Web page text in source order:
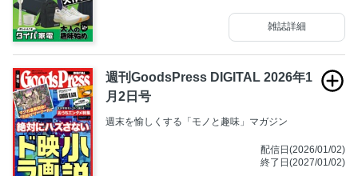
雑誌詳細
週刊GoodsPress DIGITAL 2026年1
月2日号
週末を愉しくする「モノと趣味」マガジン
配信日(2026/01/02)
終了日(2027/01/02)